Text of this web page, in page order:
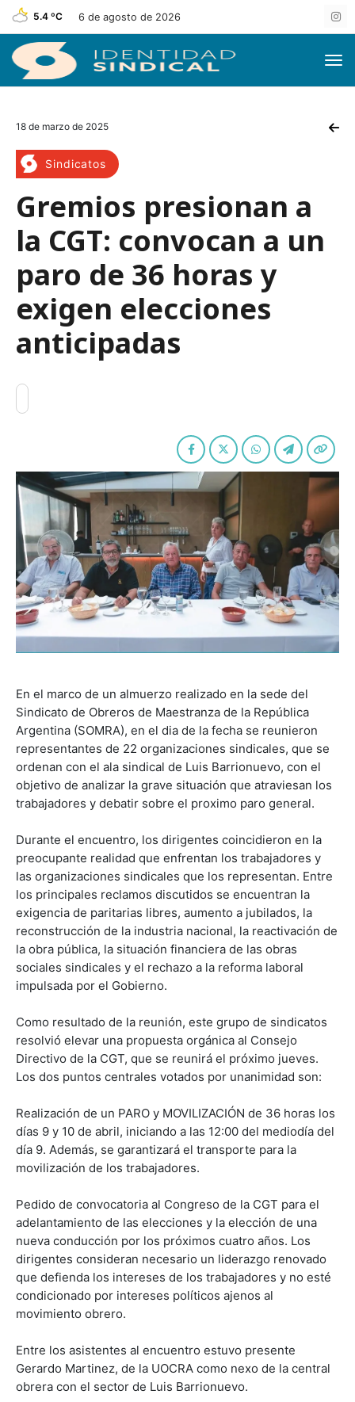
5.4 ºC 6 de agosto de 2026
18 de marzo de 2025
Sindicatos
Gremios presionan a
la CGT: convocan a un
paro de 36 horas y
exigen elecciones
anticipadas
En el marco de un almuerzo realizado en la sede del
Sindicato de Obreros de Maestranza de la República
Argentina (SOMRA), en el dia de la fecha se reunieron
representantes de 22 organizaciones sindicales, que se
ordenan con el ala sindical de Luis Barrionuevo, con el
objetivo de analizar la grave situación que atraviesan los
trabajadores y debatir sobre el proximo paro general.
Durante el encuentro, los dirigentes coincidieron en la
preocupante realidad que enfrentan los trabajadores y
las organizaciones sindicales que los representan. Entre
los principales reclamos discutidos se encuentran la
exigencia de paritarias libres, aumento a jubilados, la
reconstrucción de la industria nacional, la reactivación de
la obra pública, la situación financiera de las obras
sociales sindicales y el rechazo a la reforma laboral
impulsada por el Gobierno.
Como resultado de la reunión, este grupo de sindicatos
resolvió elevar una propuesta orgánica al Consejo
Directivo de la CGT, que se reunirá el próximo jueves.
Los dos puntos centrales votados por unanimidad son:
Realización de un PARO y MOVILIZACIÓN de 36 horas los
días 9 y 10 de abril, iniciando a las 12:00 del mediodía del
día 9. Además, se garantizará el transporte para la
movilización de los trabajadores.
Pedido de convocatoria al Congreso de la CGT para el
adelantamiento de las elecciones y la elección de una
nueva conducción por los próximos cuatro años. Los
dirigentes consideran necesario un liderazgo renovado
que defienda los intereses de los trabajadores y no esté
condicionado por intereses políticos ajenos al
movimiento obrero.
Entre los asistentes al encuentro estuvo presente
Gerardo Martinez, de la UOCRA como nexo de la central
obrera con el sector de Luis Barrionuevo.